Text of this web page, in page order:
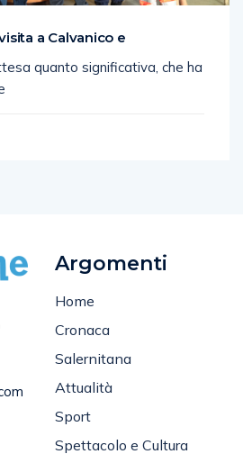
a Calvanico e
quanto significativa, che ha
Argomenti
Home
Cronaca
Salernitana
Attualità
Sport
Spettacolo e Cultura